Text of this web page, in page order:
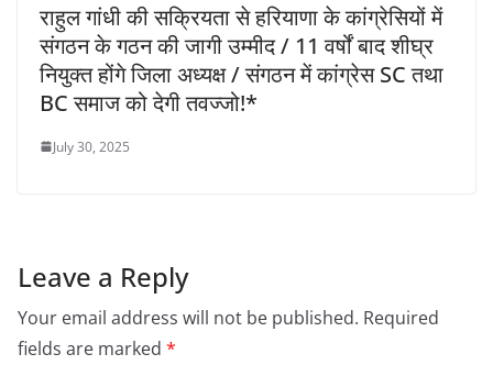
राहुल गांधी की सक्रियता से हरियाणा के कांग्रेसियों में
संगठन के गठन की जागी उम्मीद / 11 वर्षों बाद शीघ्र
नियुक्त होंगे जिला अध्यक्ष / संगठन में कांग्रेस SC तथा
BC समाज को देगी तवज्जो!*
July 30, 2025
Leave a Reply
Your email address will not be published. Required
fields are marked *